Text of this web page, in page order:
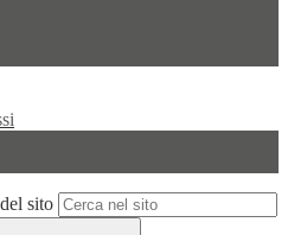
sito